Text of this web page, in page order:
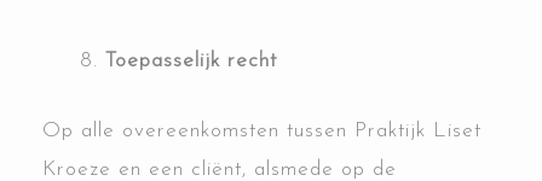
Toepasselijk recht
Op alle overeenkomsten tussen Praktijk Liset
Kroeze en een cliënt, alsmede op de